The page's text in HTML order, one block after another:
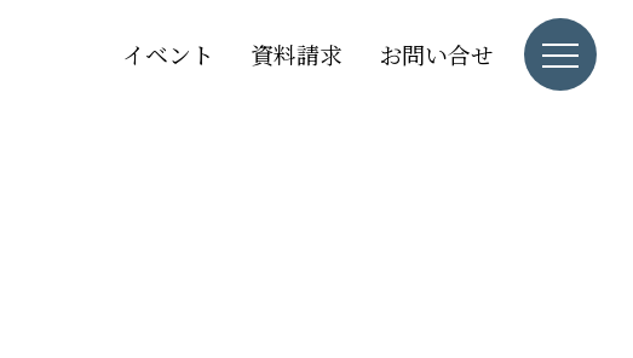
イベント 資料請求 お問い合せ